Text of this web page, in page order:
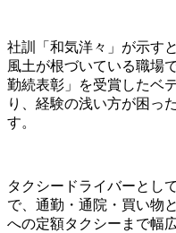
社訓「和気洋々」が示す
風土が根づいている職場
勤続表彰」を受賞したベ
り、経験の浅い方が困っ
す。
タクシードライバーとし
で、通勤・通院・買い物
への定額タクシーまで幅